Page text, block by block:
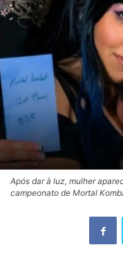
Após dar à luz, mulher
campeonato de Mortal